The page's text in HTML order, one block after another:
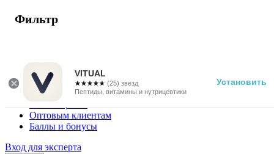
VITUAL
☆☆☆☆☆
★★★★★ (25) звезд
Пептиды, витамины и нутрицевтики
Установить
г. Москва
Vitual Peptide
+7 (800) 101-13-25
Специалистам
Поставщикам
Оптовым клиентам
Баллы и бонусы
Вход для эксперта
Фильтр